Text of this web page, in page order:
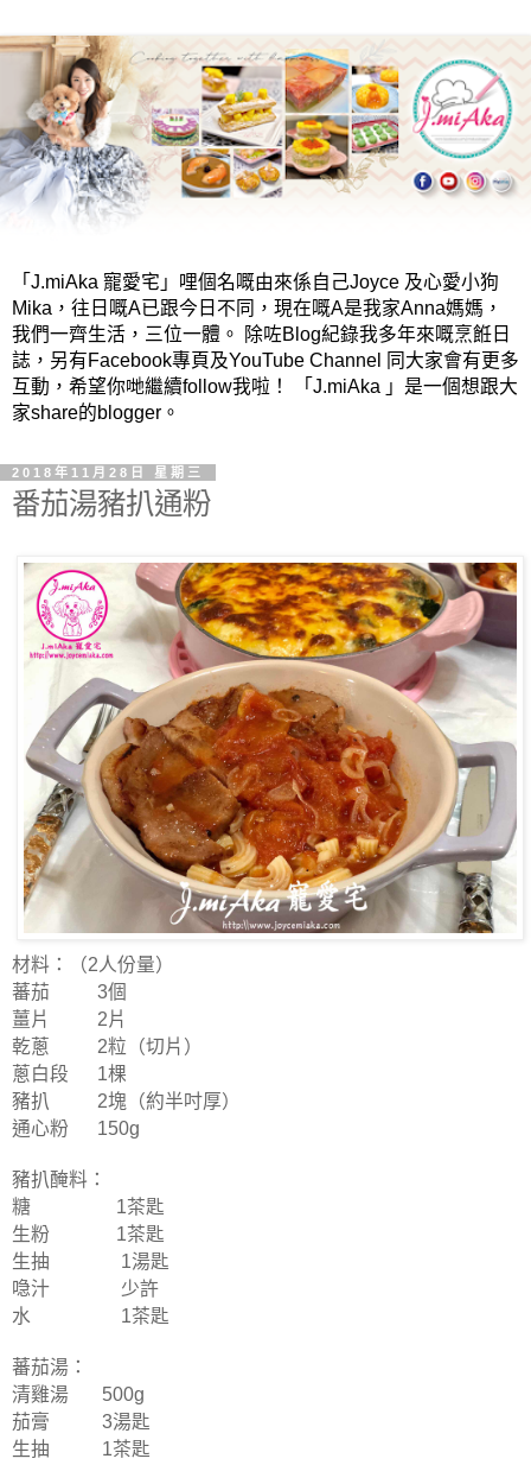
「J.miAka 寵愛宅」哩個名嘅由來係自己Joyce 及心愛小狗
Mika，往日嘅A已跟今日不同，現在嘅A是我家Anna媽媽，
我們一齊生活，三位一體。 除咗Blog紀錄我多年來嘅烹餁日
誌，另有Facebook專頁及YouTube Channel 同大家會有更多
互動，希望你哋繼續follow我啦！ 「J.miAka 」是一個想跟大
家share的blogger。
2018年11月28日 星期三
番茄湯豬扒通粉
材料：（2人份量）
蕃茄 3個
薑片 2片
乾蔥 2粒（切片）
蔥白段 1棵
豬扒 2塊（約半吋厚）
通心粉 150g
豬扒醃料：
糖 1茶匙
生粉 1茶匙
生抽 1湯匙
喼汁 少許
水 1茶匙
蕃茄湯：
清雞湯 500g
茄膏 3湯匙
生抽 1茶匙